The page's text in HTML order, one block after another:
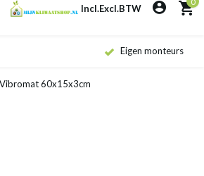
Incl.Excl.BTW
60x15x3cm